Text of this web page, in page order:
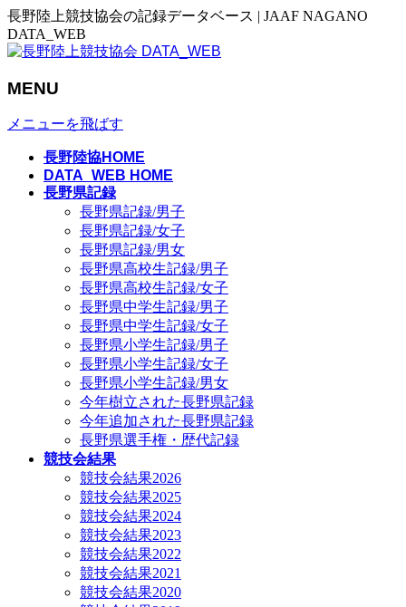
長野陸上競技協会の記録データベース | JAAF NAGANO
DATA_WEB
MENU
メニューを飛ばす
長野陸協HOME
DATA_WEB HOME
長野県記録
長野県記録/男子
長野県記録/女子
長野県記録/男女
長野県高校生記録/男子
長野県高校生記録/女子
長野県中学生記録/男子
長野県中学生記録/女子
長野県小学生記録/男子
長野県小学生記録/女子
長野県小学生記録/男女
今年樹立された長野県記録
今年追加された長野県記録
長野県選手権・歴代記録
競技会結果
競技会結果2026
競技会結果2025
競技会結果2024
競技会結果2023
競技会結果2022
競技会結果2021
競技会結果2020